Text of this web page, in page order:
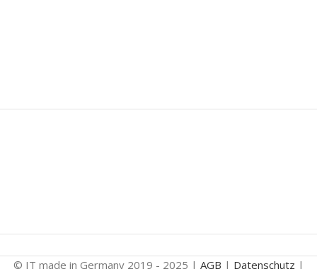
© IT made in Germany 2019 - 2025 | AGB | Datenschutz |